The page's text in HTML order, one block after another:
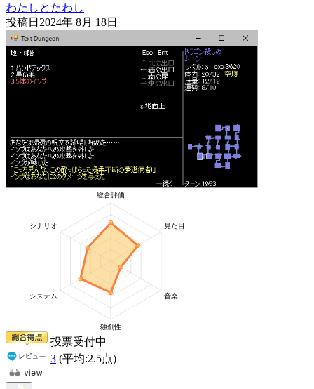
わたしとたわし
投稿日 2024年 8月 18日
投票受付中
3 (平均:2.5点)